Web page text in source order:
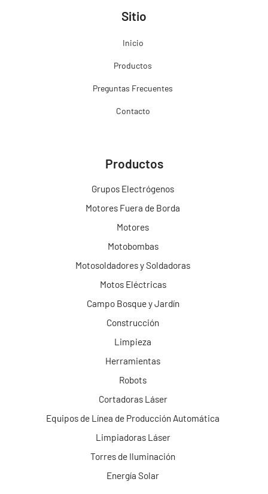
Sitio
Inicio
Productos
Preguntas Frecuentes
Contacto
Productos
Grupos Electrógenos
Motores Fuera de Borda
Motores
Motobombas
Motosoldadores y Soldadoras
Motos Eléctricas
Campo Bosque y Jardín
Construcción
Limpieza
Herramientas
Robots
Cortadoras Láser
Equipos de Línea de Producción Automática
Limpiadoras Láser
Torres de Iluminación
Energía Solar